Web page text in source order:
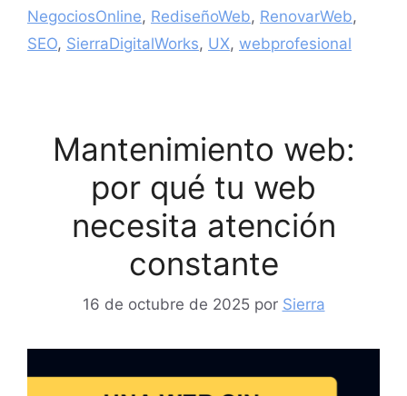
NegociosOnline, RediseñoWeb, RenovarWeb,
SEO, SierraDigitalWorks, UX, webprofesional
Mantenimiento web:
por qué tu web
necesita atención
constante
16 de octubre de 2025 por Sierra